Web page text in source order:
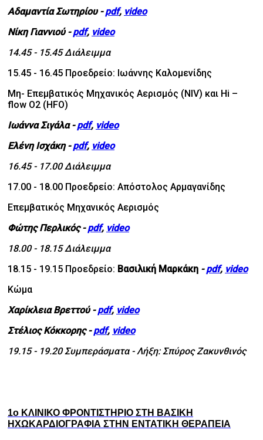
Αδαμαντία Σωτηρίου -pdf, video
Νίκη Γιαννιού -pdf, video
14.45 - 15.45 Διάλειμμα
15.45 - 16.45 Προεδρείο: Ιωάννης Καλομενίδης
Μη- Επεμβατικός Μηχανικός Αερισμός (NIV) και Hi –
flow Ο2 (HFO)
Ιωάννα Σιγάλα-pdf, video
Ελένη Ισχάκη-pdf, video
16.45 - 17.00 Διάλειμμα
17.00 - 18.00 Προεδρείο: Απόστολος Αρμαγανίδης
Επεμβατικός Μηχανικός Αερισμός
Φώτης Περλικός-pdf, video
18.00 - 18.15 Διάλειμμα
18.15 - 19.15 Προεδρείο: Βασιλική Μαρκάκη -pdf, video
Κώμα
Χαρίκλεια Βρεττού -pdf, video
Στέλιος Κόκκορης-pdf, video
19.15 - 19.20 Συμπεράσματα - Λήξη: Σπύρος Ζακυνθινός
1ο ΚΛΙΝΙΚΟ ΦΡΟΝΤΙΣΤΗΡΙΟ ΣΤΗ ΒΑΣΙΚΗ
ΗΧΩΚΑΡΔΙΟΓΡΑΦΙΑ ΣΤΗΝ ΕΝΤΑΤΙΚΗ ΘΕΡΑΠΕΙΑ